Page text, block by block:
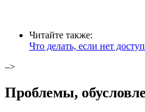
Читайте также:
Что делать, если нет
–>
Проблемы,